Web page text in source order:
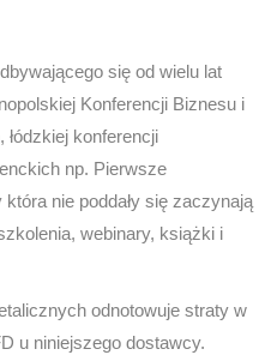
się od wielu lat
Konferencji Biznesu i
łódzkiej konferencji
np. Pierwsze
nie poddały się zaczynają
webinary, książki i
odnotowuje straty w
u niniejszego dostawcy.